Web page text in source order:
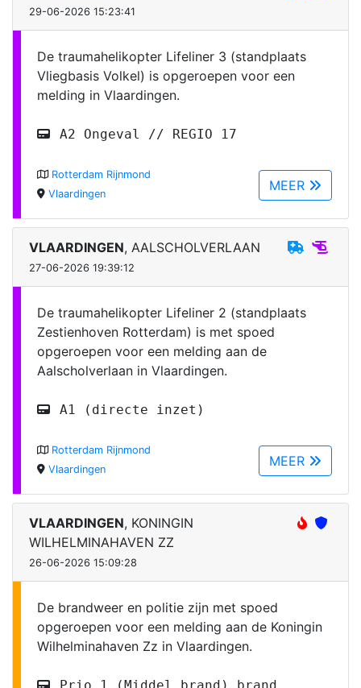
29-06-2026 15:23:41
De traumahelikopter Lifeliner 3 (standplaats
Vliegbasis Volkel) is opgeroepen voor een
melding in Vlaardingen.
A2 Ongeval // REGIO 17
MEER
Rotterdam Rijnmond
Vlaardingen
VLAARDINGEN, AALSCHOLVERLAAN
27-06-2026 19:39:12
De traumahelikopter Lifeliner 2 (standplaats
Zestienhoven Rotterdam) is met spoed
opgeroepen voor een melding aan de
Aalscholverlaan in Vlaardingen.
A1 (directe inzet)
MEER
Rotterdam Rijnmond
Vlaardingen
VLAARDINGEN, KONINGIN
WILHELMINAHAVEN ZZ
26-06-2026 15:09:28
De brandweer en politie zijn met spoed
opgeroepen voor een melding aan de Koningin
Wilhelminahaven Zz in Vlaardingen.